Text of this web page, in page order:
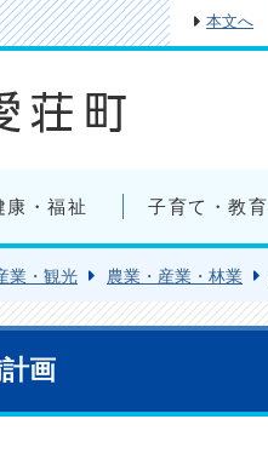
本文へ
康・福祉 子育て・教育
業・観光 農業・産業・林業
画